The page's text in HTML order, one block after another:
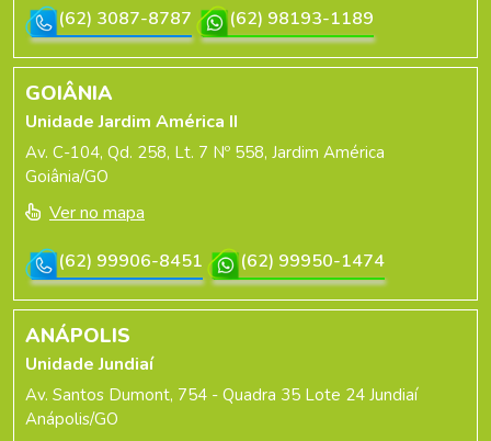
(62) 3087-8787
(62) 98193-1189
GOIÂNIA
Unidade Jardim América II
Av. C-104, Qd. 258, Lt. 7 Nº 558, Jardim América
Goiânia/GO
Ver no mapa
(62) 99906-8451
(62) 99950-1474
ANÁPOLIS
Unidade Jundiaí
Av. Santos Dumont, 754 - Quadra 35 Lote 24 Jundiaí
Anápolis/GO